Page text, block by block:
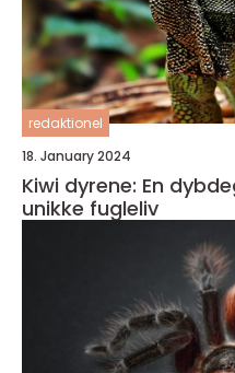
redaktionel
18. January 2024
Kiwi dyrene: En
unikke fugleliv